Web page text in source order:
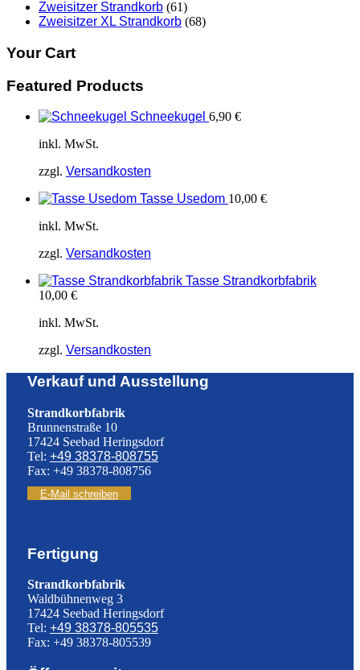
Zweisitzer Strandkorb (61)
Zweisitzer XL Strandkorb (68)
Your Cart
Featured Products
Schneekugel 6,90 €
inkl. MwSt.
zzgl. Versandkosten
Tasse Usedom 10,00 €
inkl. MwSt.
zzgl. Versandkosten
Tasse Strandkorbfabrik
10,00 €
inkl. MwSt.
zzgl. Versandkosten
Verkauf und Ausstellung
Strandkorbfabrik
Brunnenstraße 10
17424 Seebad Heringsdorf
Tel: +49 38378-808755
Fax: +49 38378-808756
E-Mail schreiben
Fertigung
Strandkorbfabrik
Waldbühnenweg 3
17424 Seebad Heringsdorf
Tel: +49 38378-805535
Fax: +49 38378-805539